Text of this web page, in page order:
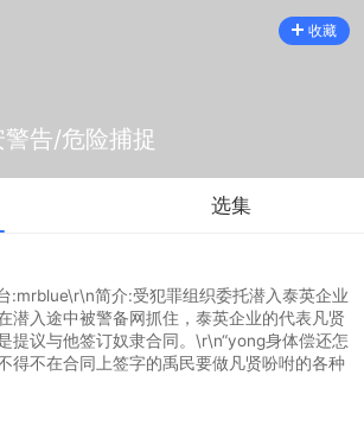
告/危险捕捉
收藏
选集
:mrblue\r\n简介:受犯罪组织委托潜入泰英企业
潜入途中被警备网抓住，泰英企业的代表凡贤
提议与他签订奴隶合同。\r\n“yong身体偿还怎
得不在合同上签字的禹民要做凡贤吩咐的各种